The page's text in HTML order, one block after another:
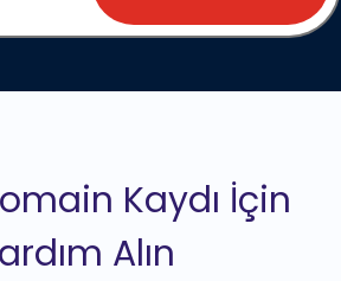
Kaydı İçin
Alın